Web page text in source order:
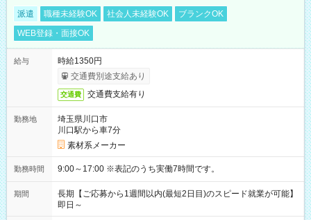
派遣 職種未経験OK 社会人未経験OK
ブランクOK
WEB登録・面接OK
給与
時給1350円
交通費別途支給あり
交通費 交通費支給有り
勤務地
埼玉県川口市
川口駅から車7分
素材系メーカー
勤務時間 9:00～17:00 ※表記のうち実働7時間です。
期間
長期【ご応募から1週間以内(最短2日目)のスピード就業が可能】
即日～